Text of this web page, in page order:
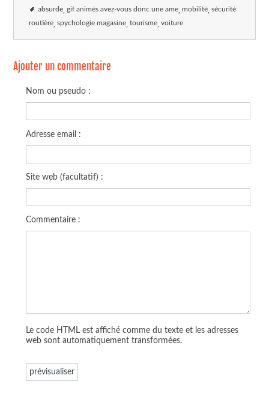
absurde gif animés avez-vous donc une ame mobilité sécurité
routière spychologie magasine tourisme voiture
Ajouter un commentaire
Nom ou pseudo :
Adresse email :
Site web (facultatif) :
Commentaire :
Le code HTML est affiché comme du texte et les adresses
web sont automatiquement transformées.